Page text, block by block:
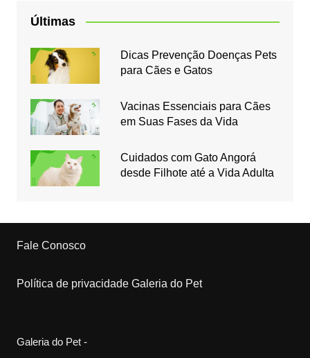
Últimas
Dicas Prevenção Doenças Pets
para Cães e Gatos
Vacinas Essenciais para Cães
em Suas Fases da Vida
Cuidados com Gato Angorá
desde Filhote até a Vida Adulta
Fale Conosco
Política de privacidade Galeria do Pet
Galeria do Pet -